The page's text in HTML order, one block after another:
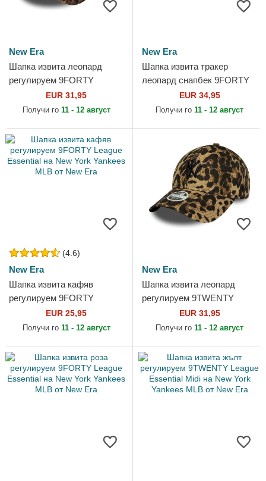
New Era
Шапка извита леопард
регулируем 9FORTY
Leopard Cosy на New York
Yankees MLB от New Era
EUR 31,95
Получи го 11 - 12 август
New Era
Шапка извита тракер
леопард снапбек 9FORTY
M-Crown A Frame Leopard
на New York Yankees MLB
EUR 34,95
Получи го 11 - 12 август
(4.6)
New Era
Шапка извита кафяв
регулируем 9FORTY
League Essential на New
York Yankees MLB от New
EUR 25,95
Получи го 11 - 12 август
New Era
Шапка извита леопард
регулируем 9TWENTY
Leopard на New York
Yankees MLB от New Era
EUR 31,95
Получи го 11 - 12 август